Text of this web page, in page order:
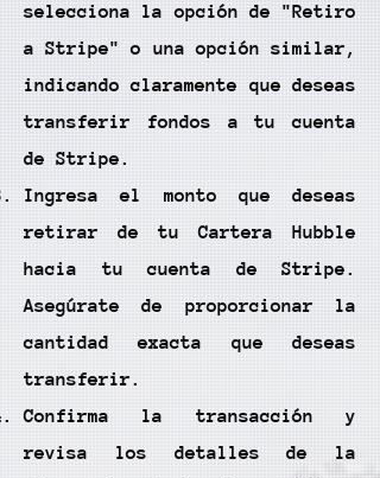
selecciona la opción de "Retiro
a Stripe" o una opción similar,
indicando claramente que deseas
transferir fondos a tu cuenta
de Stripe.
Ingresa el monto que deseas
retirar de tu Cartera Hubble
hacia tu cuenta de Stripe.
Asegúrate de proporcionar la
cantidad exacta que deseas
transferir.
Confirma la transacción y
revisa los detalles de la